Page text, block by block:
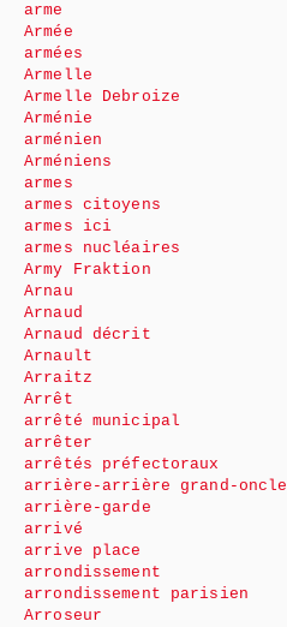
arme
Armée
armées
Armelle
Armelle Debroize
Arménie
arménien
Arméniens
armes
armes citoyens
armes ici
armes nucléaires
Army Fraktion
Arnau
Arnaud
Arnaud décrit
Arnault
Arraitz
Arrêt
arrêté municipal
arrêter
arrêtés préfectoraux
arrière-arrière grand-oncle
arrière-garde
arrivé
arrive place
arrondissement
arrondissement parisien
Arroseur